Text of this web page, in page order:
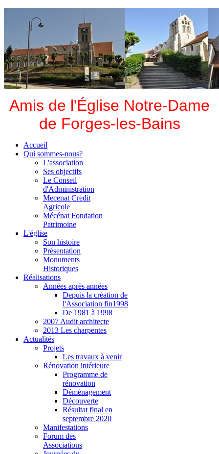
Amis de l'Église Notre-Dame
de Forges-les-Bains
Accueil
Qui sommes-nous?
L'association
Ses objectifs
Le Conseil
d'Administration
Mecenat Credit
Agricole
Mécénat Fondation
Patrimoine
L'église
Son histoire
Présentation
Monuments
Historiques
Réalisations
Années après années
Depuis la création de
l'Association fin1998
De 1981 à 1998
2007 Audit architecte
2013 Les charpentes
Actualités
Projets
Les travaux à venir
Rénovation intérieure
Programme de
rénovation
Déménagement
Découverte
Résultat final en
septembre 2020
Manifestations
Forum des
Associations